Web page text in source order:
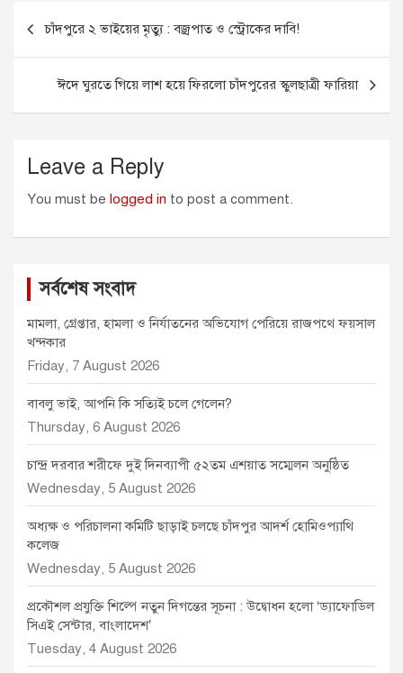
o
o
k
n
g
e
A
p
p
e
r
Post
navigation
চাঁদপুরে ২ ভাইয়ের মৃত্যু : বজ্রপাত ও স্ট্রোকের দাবি!
ঈদে ঘুরতে গিয়ে লাশ হয়ে ফিরলো চাঁদপুরের স্কুলছাত্রী ফারিয়া
Leave a Reply
You must be logged in to post a comment.
সর্বশেষ সংবাদ
মামলা, গ্রেপ্তার, হামলা ও নির্যাতনের অভিযোগ পেরিয়ে রাজপথে ফয়সাল
খন্দকার
Friday, 7 August 2026
বাবলু ভাই, আপনি কি সত্যিই চলে গেলেন?
Thursday, 6 August 2026
চান্দ্র দরবার শরীফে দুই দিনব্যাপী ৫২তম এশয়াত সম্মেলন অনুষ্ঠিত
Wednesday, 5 August 2026
অধ্যক্ষ ও পরিচালনা কমিটি ছাড়াই চলছে চাঁদপুর আদর্শ হোমিওপ্যাথি
কলেজ
Wednesday, 5 August 2026
প্রকৌশল প্রযুক্তি শিল্পে নতুন দিগন্তের সূচনা : উদ্বোধন হলো ‘ড্যাফোডিল
সিএই সেন্টার, বাংলাদেশ’
Tuesday, 4 August 2026